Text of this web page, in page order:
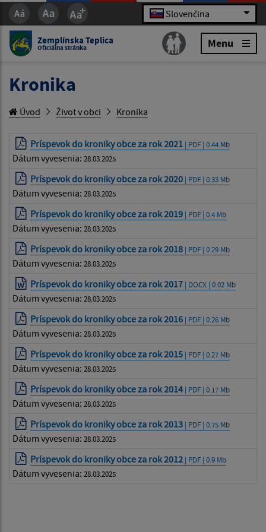
Slovenčina
Zemplínska Teplica
Oficiálna stránka Menu
Kronika
Úvod Život v obci Kronika
Príspevok do kroniky obce za rok 2021 | PDF | 0.44 Mb
Dátum vyvesenia: 28.03.2025
Príspevok do kroniky obce za rok 2020 | PDF | 0.33 Mb
Dátum vyvesenia: 28.03.2025
Príspevok do kroniky obce za rok 2019 | PDF | 0.4 Mb
Dátum vyvesenia: 28.03.2025
Príspevok do kroniky obce za rok 2018 | PDF | 0.29 Mb
Dátum vyvesenia: 28.03.2025
Príspevok do kroniky obce za rok 2017 | DOCX | 0.02 Mb
Dátum vyvesenia: 28.03.2025
Príspevok do kroniky obce za rok 2016 | PDF | 0.26 Mb
Dátum vyvesenia: 28.03.2025
Príspevok do kroniky obce za rok 2015 | PDF | 0.27 Mb
Dátum vyvesenia: 28.03.2025
Príspevok do kroniky obce za rok 2014 | PDF | 0.17 Mb
Dátum vyvesenia: 28.03.2025
Príspevok do kroniky obce za rok 2013 | PDF | 0.75 Mb
Dátum vyvesenia: 28.03.2025
Príspevok do kroniky obce za rok 2012 | PDF | 0.9 Mb
Dátum vyvesenia: 28.03.2025